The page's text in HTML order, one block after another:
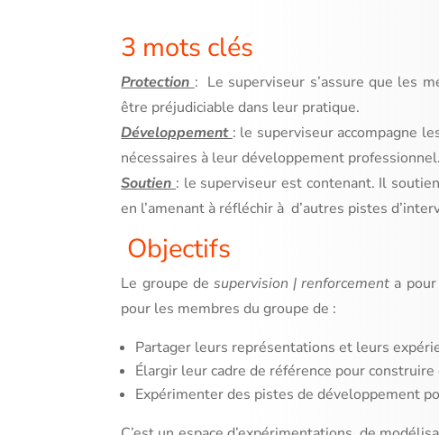
3 mots clés
Protection : Le superviseur s’assure que les
être préjudiciable dans leur pratique.
Développement : le superviseur accompagne
nécessaires à leur développement professionnel.
Soutien : le superviseur est contenant. Il
en l’amenant à réfléchir à d’autres pistes
Objectifs
Le groupe de supervision | renforcement a
pour les membres du groupe de :
Partager leurs représentations et leurs
Élargir leur cadre de référence pour
Expérimenter des pistes de développement